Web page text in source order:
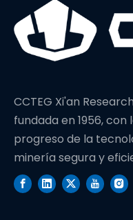
CCTEG Xi'an
fundada en 1956,
progreso de la
minería segura y